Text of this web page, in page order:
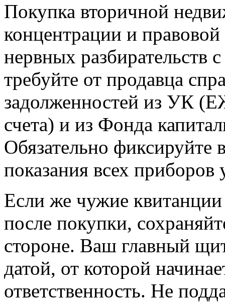
Покупка вторичной
концентрации и
нервных разбирательств
требуйте от продавца
задолженностей из УК
счета) и из Фонда
Обязательно фиксируйте
показания всех приборов
Если же чужие
после покупки,
стороне. Ваш главный
датой, от которой
ответственность. Не